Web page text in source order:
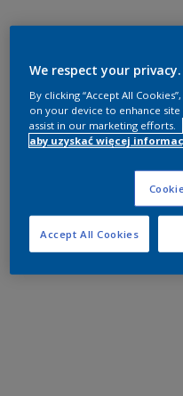
We respect your privacy.
By clicking “Accept All
on your device to enhance site
assist in our marketing efforts.
aby uzyskać więcej
Accept All Cookies